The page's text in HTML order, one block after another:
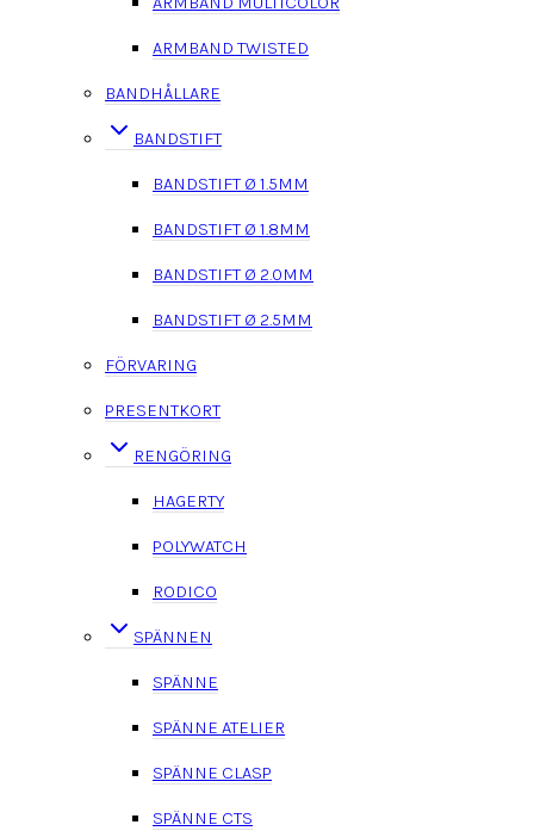
ARMBAND TWISTED
BANDHÅLLARE
BANDSTIFT
BANDSTIFT Ø 1.5MM
BANDSTIFT Ø 1.8MM
BANDSTIFT Ø 2.0MM
BANDSTIFT Ø 2.5MM
FÖRVARING
PRESENTKORT
RENGÖRING
HAGERTY
POLYWATCH
RODICO
SPÄNNEN
SPÄNNE
SPÄNNE ATELIER
SPÄNNE CLASP
SPÄNNE CTS